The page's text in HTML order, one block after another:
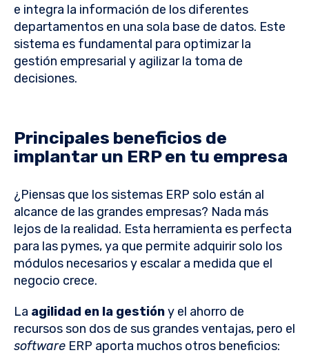
e integra la información de los diferentes
departamentos en una sola base de datos. Este
sistema es fundamental para optimizar la
gestión empresarial y agilizar la toma de
decisiones.
Principales beneficios de
implantar un ERP en tu empresa
¿Piensas que los sistemas ERP solo están al
alcance de las grandes empresas? Nada más
lejos de la realidad. Esta herramienta es perfecta
para las pymes, ya que permite adquirir solo los
módulos necesarios y escalar a medida que el
negocio crece.
La agilidad en la gestióny el ahorro de
recursos son dos de sus grandes ventajas, pero el
software ERP aporta muchos otros beneficios: